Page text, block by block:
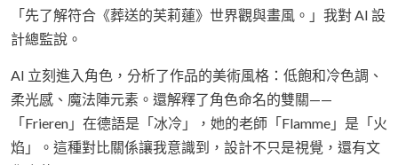
「先了解符合《葬送的芙莉蓮》世界觀與畫風。」我對 AI 設
計總監說。
AI 立刻進入角色，分析了作品的美術風格：低飽和冷色調、
柔光感、魔法陣元素。還解釋了角色命名的雙關——
「Frieren」在德語是「冰冷」，她的老師「Flamme」是「火
焰」。這種對比關係讓我意識到，設計不只是視覺，還有文